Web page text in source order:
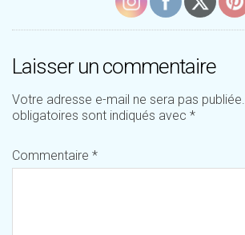
Laisser un commentaire
Votre adresse e-mail ne sera pas publiée.
obligatoires sont indiqués avec *
Commentaire *